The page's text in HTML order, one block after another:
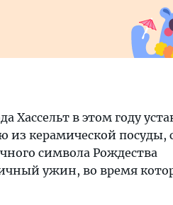
Хассельт в этом году
из керамической посуды,
символа Рождества
ужин, во время